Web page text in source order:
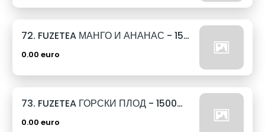
72. FUZETEA МАНГО И АНАНАС - 1500МЛ.
0.00 euro
73. FUZETEA ГОРСКИ ПЛОД - 1500МЛ.
0.00 euro